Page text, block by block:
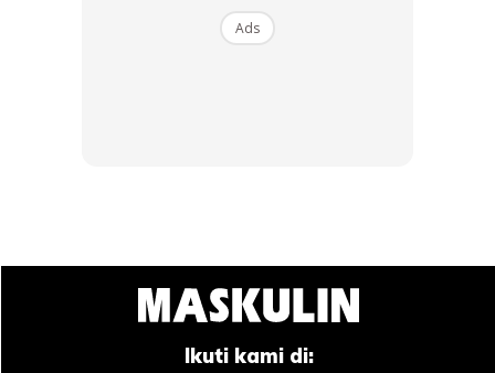
Ads
meneruskan perniagaan.
Ads
Ikuti kami di: